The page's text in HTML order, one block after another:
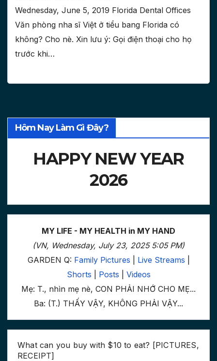
Wednesday, June 5, 2019 Florida Dental Offices
Văn phòng nha sĩ Việt ở tiểu bang Florida có
không? Cho nè. Xin lưu ý: Gọi điện thoại cho họ
trước khi…
Hôm Nay Làm Gì Đây?
HAPPY NEW YEAR
2026
MY LIFE - MY HEALTH in MY HAND
(VN, Wednesday, July 23, 2025 5:05 PM)
GARDEN Q: Family Pictures Live Streams
Shorts
Posts
Videos
Mẹ: T., nhìn mẹ nè, CON PHẢI NHỚ CHO MẸ...
Ba: (T.) THẤY VẬY, KHÔNG PHẢI VẬY...
What can you buy with $10 to eat? [PICTURES,
RECEIPT]